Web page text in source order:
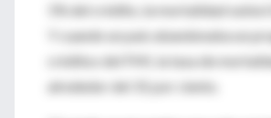
1% del crédito, la mortalidad subía
Y cuando un país abandonaba un
créditos del FMI, la tasa de
alrededor del 31 por ciento.